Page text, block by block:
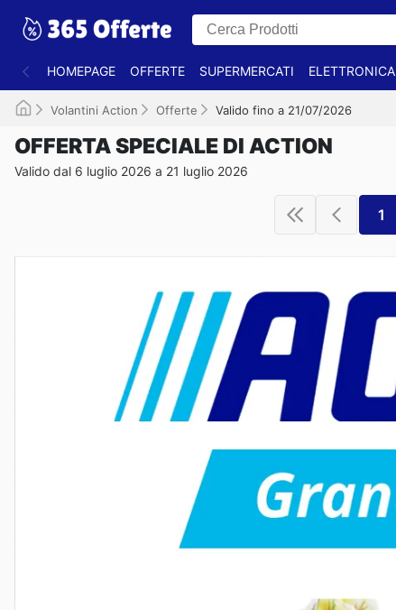
HOMEPAGE OFFERTE SUPERMERCATI ELETTRONICA
Volantini Action Offerte Valido fino a 21/07/2026
OFFERTA SPECIALE DI ACTION
Valido dal 6 luglio 2026 a 21 luglio 2026
1